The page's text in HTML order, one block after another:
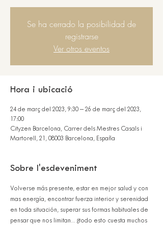
Se ha cerrado la posibilidad de
registrarse
Ver otros eventos
Hora i ubicació
24 de març del 2023, 9:30 – 26 de març del 2023,
17:00
Cityzen Barcelona, Carrer dels Mestres Casals i
Martorell, 21, 08003 Barcelona, España
Sobre l'esdeveniment
Volverse más presente, estar en mejor salud y con
mas energía, encontrar fuerza interior y serenidad
en toda situación, superar sus formas habituales de
pensar que nos limitan... ¿todo esto cuesta muchos